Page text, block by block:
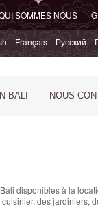
SOMMES NOUS
Français Русский
BALI NOUS
disponibles à la
des jardiniers,